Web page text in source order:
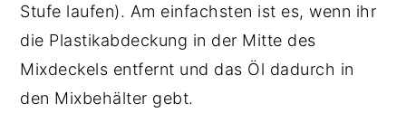
Stufe laufen). Am einfachsten ist es, wenn ihr
die Plastikabdeckung in der Mitte des
Mixdeckels entfernt und das Öl dadurch in
den Mixbehälter gebt.